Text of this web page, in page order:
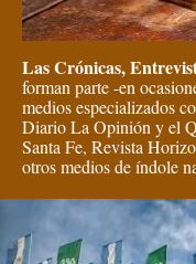
Las Crónicas,
forman parte -en
medios especializados
Diario La Opinión y el
Santa Fe, Revista
otros medios de índole